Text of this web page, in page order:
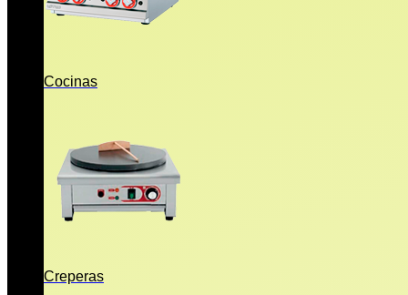
Cocinas
Creperas